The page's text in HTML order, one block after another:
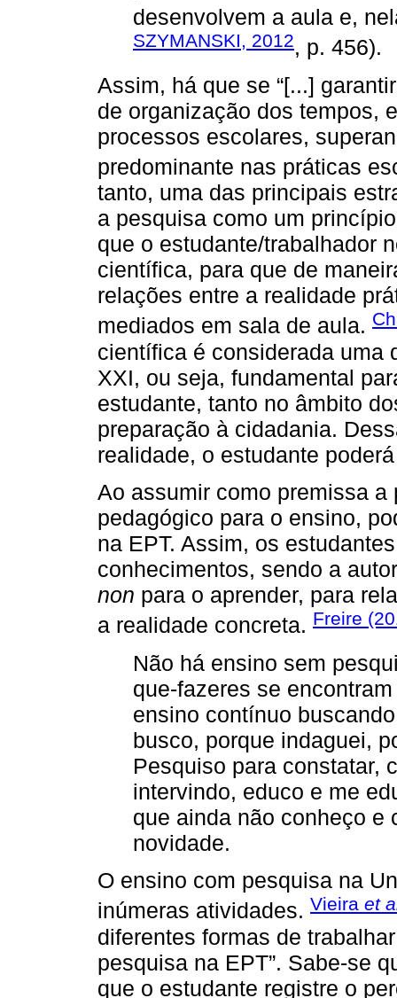
desenvolvem a aula e,
SZYMANSKI, 2012, p. 456).
Assim, há que se “[...]
de organização dos tempos,
processos escolares,
predominante nas práticas
tanto, uma das principais
a pesquisa como um
que o estudante/trabalhador
científica, para que de
relações entre a realidade
mediados em sala de aula.
científica é considerada uma
XXI, ou seja, fundamental
estudante, tanto no âmbito
preparação à cidadania.
realidade, o estudante
Ao assumir como premissa
pedagógico para o ensino,
na EPT. Assim, os
conhecimentos, sendo a
non para o aprender, para
a realidade concreta. Freire
Não há ensino sem
que-fazeres se
ensino contínuo
busco, porque indaguei,
Pesquiso para constatar,
intervindo, educo e me
que ainda não conheço e
novidade.
O ensino com pesquisa na
inúmeras atividades. Vieira et
diferentes formas de
pesquisa na EPT”. Sabe-se
que o estudante registre o